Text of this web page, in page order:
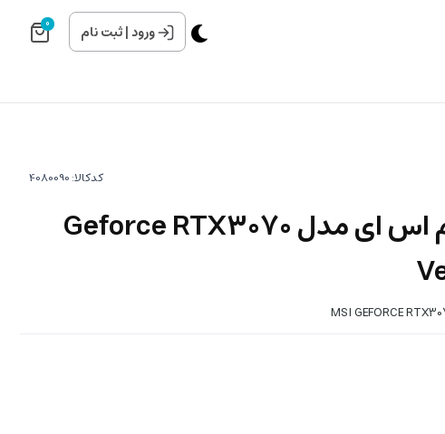
ورود|ثبت نام 0
کدکالا:
کارت گرافیک ام اس ای مدل Geforce RTX3070
MSI GEFORCE